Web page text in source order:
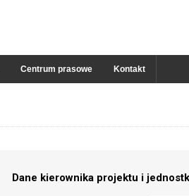
Centrum prasowe Kontakt
Dane kierownika projektu i